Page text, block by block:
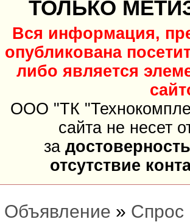
ТОЛЬКО
Вся информация,
опубликована
либо является
ООО "ТК
сайта не несет
за
отсутствие
Объявление » Спрос